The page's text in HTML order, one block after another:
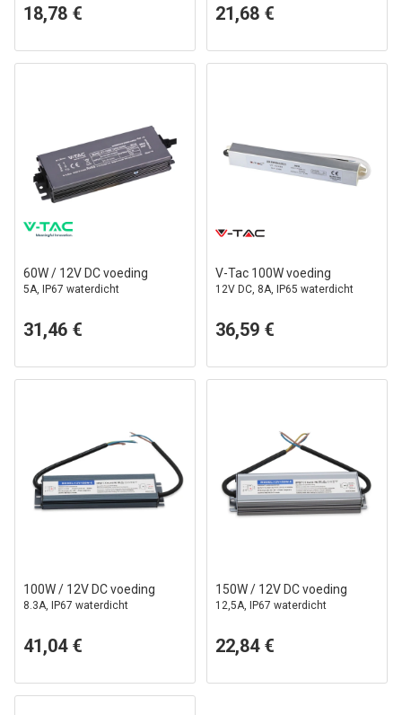
18,78 € 21,68 €
60W / 12V DC voeding
5A, IP67 waterdicht
31,46 €
V-Tac 100W voeding
12V DC, 8A, IP65 waterdicht
36,59 €
100W / 12V DC voeding
8.3A, IP67 waterdicht
41,04 €
150W / 12V DC voeding
12,5A, IP67 waterdicht
22,84 €